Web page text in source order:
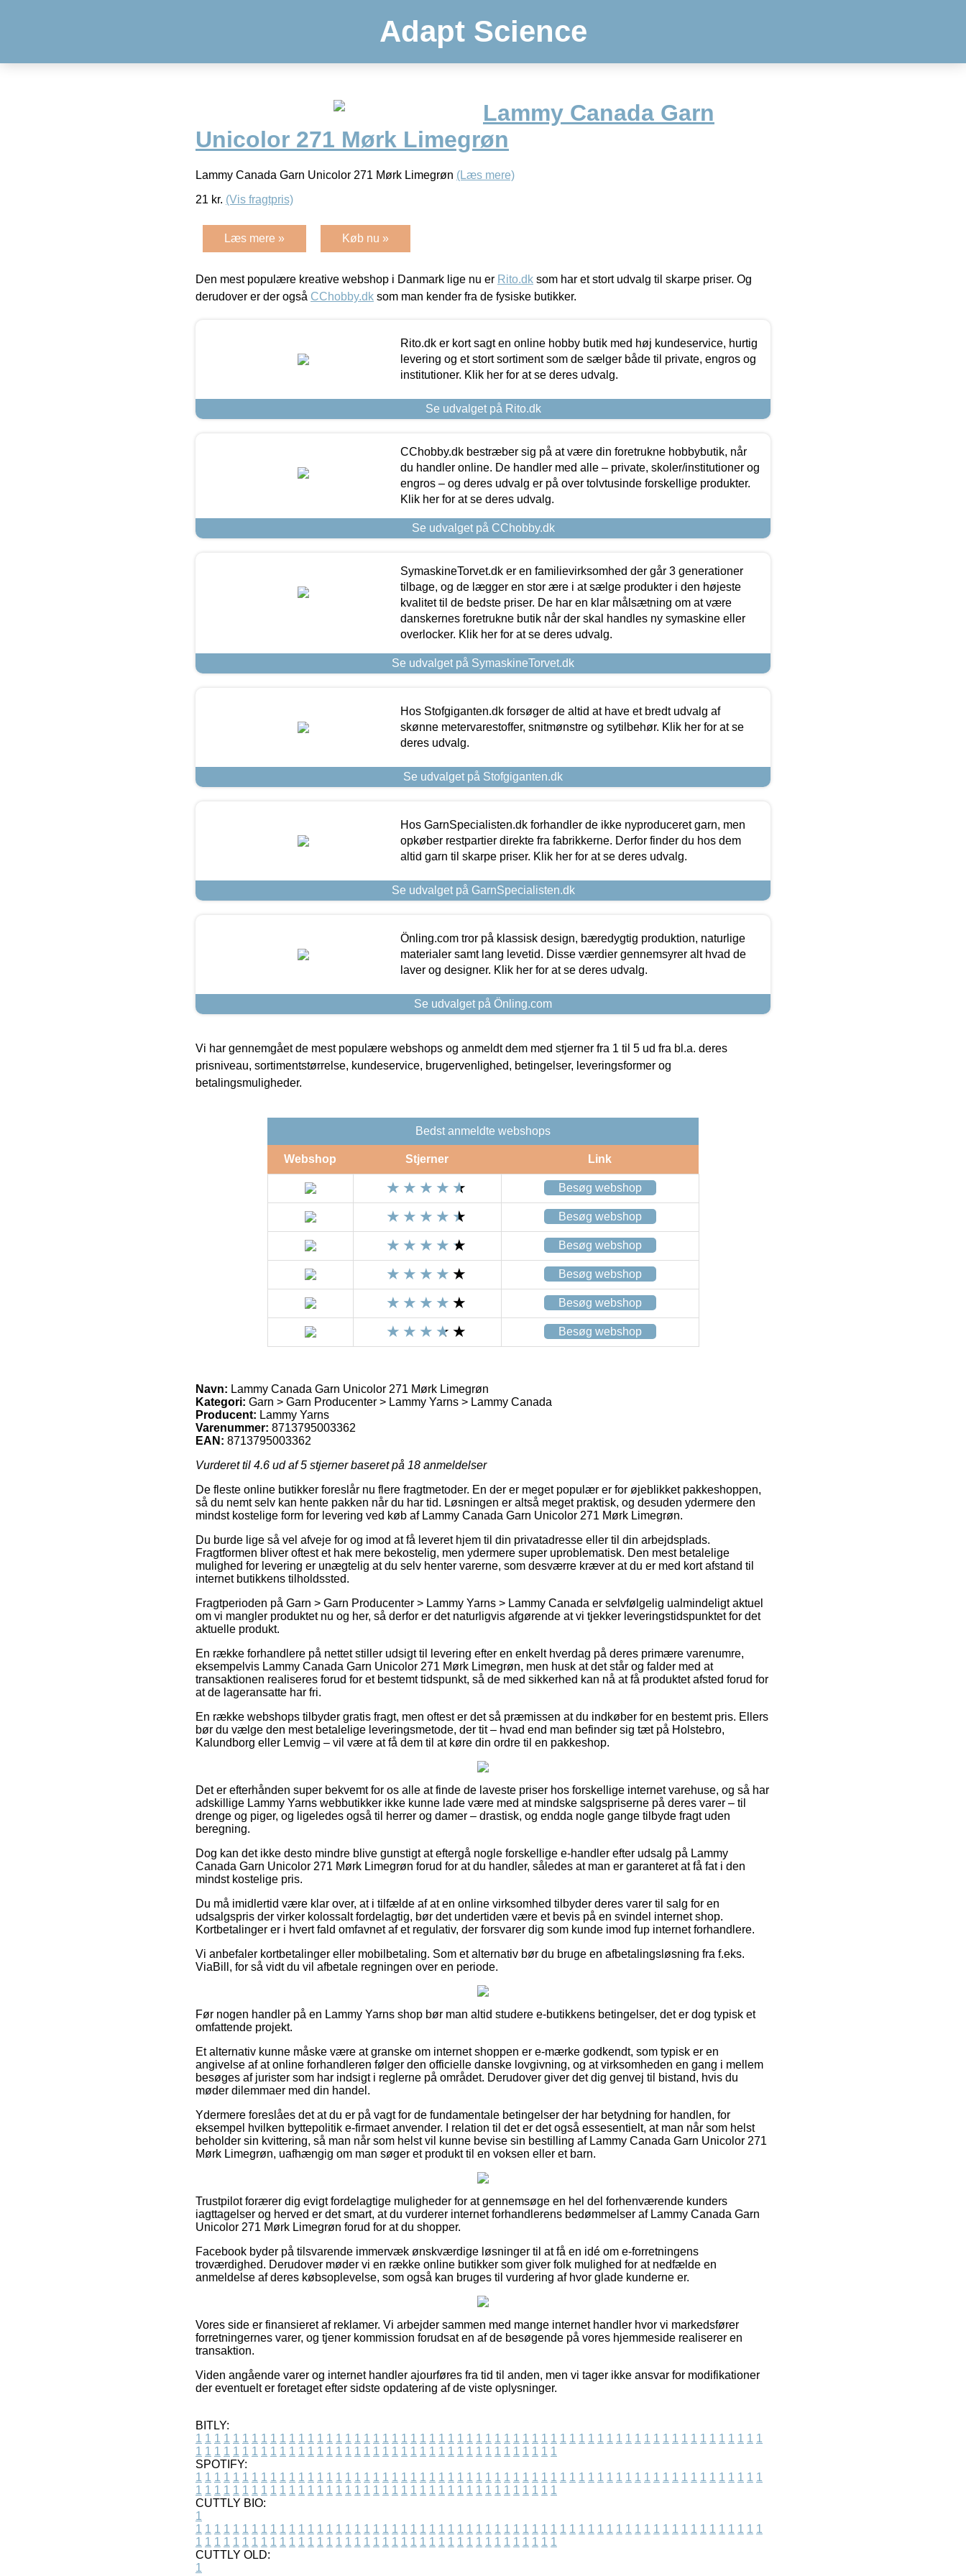
Adapt Science
Lammy Canada Garn
Unicolor 271 Mørk Limegrøn
Lammy Canada Garn Unicolor 271 Mørk Limegrøn (Læs mere)
21 kr. (Vis fragtpris)
Læs mere » Køb nu »
Den mest populære kreative webshop i Danmark lige nu er Rito.dk som har et stort udvalg til skarpe priser. Og
derudover er der også CChobby.dk som man kender fra de fysiske butikker.
Rito.dk er kort sagt en online hobby butik med høj kundeservice, hurtig
levering og et stort sortiment som de sælger både til private, engros og
institutioner. Klik her for at se deres udvalg.
Se udvalget på Rito.dk
CChobby.dk bestræber sig på at være din foretrukne hobbybutik, når
du handler online. De handler med alle – private, skoler/institutioner og
engros – og deres udvalg er på over tolvtusinde forskellige produkter.
Klik her for at se deres udvalg.
Se udvalget på CChobby.dk
SymaskineTorvet.dk er en familievirksomhed der går 3 generationer
tilbage, og de lægger en stor ære i at sælge produkter i den højeste
kvalitet til de bedste priser. De har en klar målsætning om at være
danskernes foretrukne butik når der skal handles ny symaskine eller
overlocker. Klik her for at se deres udvalg.
Se udvalget på SymaskineTorvet.dk
Hos Stofgiganten.dk forsøger de altid at have et bredt udvalg af
skønne metervarestoffer, snitmønstre og sytilbehør. Klik her for at se
deres udvalg.
Se udvalget på Stofgiganten.dk
Hos GarnSpecialisten.dk forhandler de ikke nyproduceret garn, men
opkøber restpartier direkte fra fabrikkerne. Derfor finder du hos dem
altid garn til skarpe priser. Klik her for at se deres udvalg.
Se udvalget på GarnSpecialisten.dk
Önling.com tror på klassisk design, bæredygtig produktion, naturlige
materialer samt lang levetid. Disse værdier gennemsyrer alt hvad de
laver og designer. Klik her for at se deres udvalg.
Se udvalget på Önling.com
Vi har gennemgået de mest populære webshops og anmeldt dem med stjerner fra 1 til 5 ud fra bl.a. deres
prisniveau, sortimentstørrelse, kundeservice, brugervenlighed, betingelser, leveringsformer og
betalingsmuligheder.
Bedst anmeldte webshops
Webshop Stjerner Link
Besøg webshop
Besøg webshop
Besøg webshop
Besøg webshop
Besøg webshop
Besøg webshop
Navn: Lammy Canada Garn Unicolor 271 Mørk Limegrøn
Kategori: Garn > Garn Producenter > Lammy Yarns > Lammy Canada
Producent: Lammy Yarns
Varenummer: 8713795003362
EAN: 8713795003362
Vurderet til 4.6 ud af 5 stjerner baseret på 18 anmeldelser
De fleste online butikker foreslår nu flere fragtmetoder. En der er meget populær er for øjeblikket pakkeshoppen,
så du nemt selv kan hente pakken når du har tid. Løsningen er altså meget praktisk, og desuden ydermere den
mindst kostelige form for levering ved køb af Lammy Canada Garn Unicolor 271 Mørk Limegrøn.
Du burde lige så vel afveje for og imod at få leveret hjem til din privatadresse eller til din arbejdsplads.
Fragtformen bliver oftest et hak mere bekostelig, men ydermere super uproblematisk. Den mest betalelige
mulighed for levering er unægtelig at du selv henter varerne, som desværre kræver at du er med kort afstand til
internet butikkens tilholdssted.
Fragtperioden på Garn > Garn Producenter > Lammy Yarns > Lammy Canada er selvfølgelig ualmindeligt aktuel
om vi mangler produktet nu og her, så derfor er det naturligvis afgørende at vi tjekker leveringstidspunktet for det
aktuelle produkt.
En række forhandlere på nettet stiller udsigt til levering efter en enkelt hverdag på deres primære varenumre,
eksempelvis Lammy Canada Garn Unicolor 271 Mørk Limegrøn, men husk at det står og falder med at
transaktionen realiseres forud for et bestemt tidspunkt, så de med sikkerhed kan nå at få produktet afsted forud for
at de lageransatte har fri.
En række webshops tilbyder gratis fragt, men oftest er det så præmissen at du indkøber for en bestemt pris. Ellers
bør du vælge den mest betalelige leveringsmetode, der tit – hvad end man befinder sig tæt på Holstebro,
Kalundborg eller Lemvig – vil være at få dem til at køre din ordre til en pakkeshop.
Det er efterhånden super bekvemt for os alle at finde de laveste priser hos forskellige internet varehuse, og så har
adskillige Lammy Yarns webbutikker ikke kunne lade være med at mindske salgspriserne på deres varer – til
drenge og piger, og ligeledes også til herrer og damer – drastisk, og endda nogle gange tilbyde fragt uden
beregning.
Dog kan det ikke desto mindre blive gunstigt at eftergå nogle forskellige e-handler efter udsalg på Lammy
Canada Garn Unicolor 271 Mørk Limegrøn forud for at du handler, således at man er garanteret at få fat i den
mindst kostelige pris.
Du må imidlertid være klar over, at i tilfælde af at en online virksomhed tilbyder deres varer til salg for en
udsalgspris der virker kolossalt fordelagtig, bør det undertiden være et bevis på en svindel internet shop.
Kortbetalinger er i hvert fald omfavnet af et regulativ, der forsvarer dig som kunde imod fup internet forhandlere.
Vi anbefaler kortbetalinger eller mobilbetaling. Som et alternativ bør du bruge en afbetalingsløsning fra f.eks.
ViaBill, for så vidt du vil afbetale regningen over en periode.
Før nogen handler på en Lammy Yarns shop bør man altid studere e-butikkens betingelser, det er dog typisk et
omfattende projekt.
Et alternativ kunne måske være at granske om internet shoppen er e-mærke godkendt, som typisk er en
angivelse af at online forhandleren følger den officielle danske lovgivning, og at virksomheden en gang i mellem
besøges af jurister som har indsigt i reglerne på området. Derudover giver det dig genvej til bistand, hvis du
møder dilemmaer med din handel.
Ydermere foreslåes det at du er på vagt for de fundamentale betingelser der har betydning for handlen, for
eksempel hvilken byttepolitik e-firmaet anvender. I relation til det er det også essesentielt, at man når som helst
beholder sin kvittering, så man når som helst vil kunne bevise sin bestilling af Lammy Canada Garn Unicolor 271
Mørk Limegrøn, uafhængig om man søger et produkt til en voksen eller et barn.
Trustpilot forærer dig evigt fordelagtige muligheder for at gennemsøge en hel del forhenværende kunders
iagttagelser og herved er det smart, at du vurderer internet forhandlerens bedømmelser af Lammy Canada Garn
Unicolor 271 Mørk Limegrøn forud for at du shopper.
Facebook byder på tilsvarende immervæk ønskværdige løsninger til at få en idé om e-forretningens
troværdighed. Derudover møder vi en række online butikker som giver folk mulighed for at nedfælde en
anmeldelse af deres købsoplevelse, som også kan bruges til vurdering af hvor glade kunderne er.
Vores side er finansieret af reklamer. Vi arbejder sammen med mange internet handler hvor vi markedsfører
forretningernes varer, og tjener kommission forudsat en af de besøgende på vores hjemmeside realiserer en
transaktion.
Viden angående varer og internet handler ajourføres fra tid til anden, men vi tager ikke ansvar for modifikationer
der eventuelt er foretaget efter sidste opdatering af de viste oplysninger.
BITLY:
1 1 1 1 1 1 1 1 1 1 1 1 1 1 1 1 1 1 1 1 1 1 1 1 1 1 1 1 1 1 1 1 1 1 1 1 1 1 1 1 1 1 1 1 1 1 1 1 1 1 1 1 1 1 1 1 1 1 1 1 1
1 1 1 1 1 1 1 1 1 1 1 1 1 1 1 1 1 1 1 1 1 1 1 1 1 1 1 1 1 1 1 1 1 1 1 1 1 1 1
SPOTIFY:
1 1 1 1 1 1 1 1 1 1 1 1 1 1 1 1 1 1 1 1 1 1 1 1 1 1 1 1 1 1 1 1 1 1 1 1 1 1 1 1 1 1 1 1 1 1 1 1 1 1 1 1 1 1 1 1 1 1 1 1 1
1 1 1 1 1 1 1 1 1 1 1 1 1 1 1 1 1 1 1 1 1 1 1 1 1 1 1 1 1 1 1 1 1 1 1 1 1 1 1
CUTTLY BIO:
1
1 1 1 1 1 1 1 1 1 1 1 1 1 1 1 1 1 1 1 1 1 1 1 1 1 1 1 1 1 1 1 1 1 1 1 1 1 1 1 1 1 1 1 1 1 1 1 1 1 1 1 1 1 1 1 1 1 1 1 1 1
1 1 1 1 1 1 1 1 1 1 1 1 1 1 1 1 1 1 1 1 1 1 1 1 1 1 1 1 1 1 1 1 1 1 1 1 1 1 1
CUTTLY OLD:
1